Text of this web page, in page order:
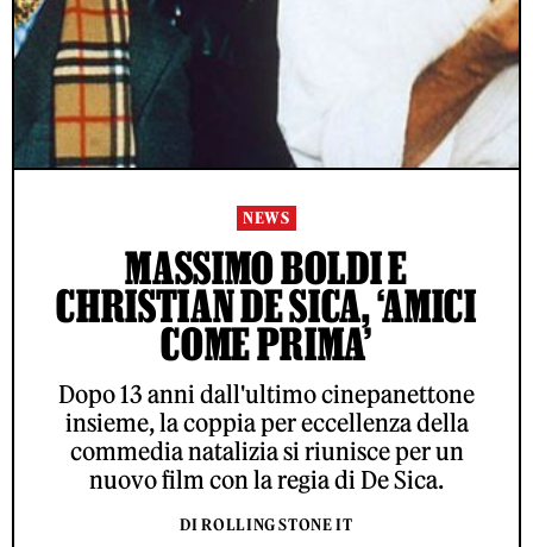
NEWS
MASSIMO BOLDI E
CHRISTIAN DE SICA, ‘AMICI
COME PRIMA’
Dopo 13 anni dall'ultimo cinepanettone
insieme, la coppia per eccellenza della
commedia natalizia si riunisce per un
nuovo film con la regia di De Sica.
DI ROLLING STONE IT